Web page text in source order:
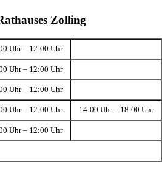
Zolling
Uhr – 12:00 Uhr
Uhr – 12:00 Uhr
Uhr – 12:00 Uhr
Uhr – 12:00 Uhr 14:00 Uhr – 18:00 Uhr
Uhr – 12:00 Uhr